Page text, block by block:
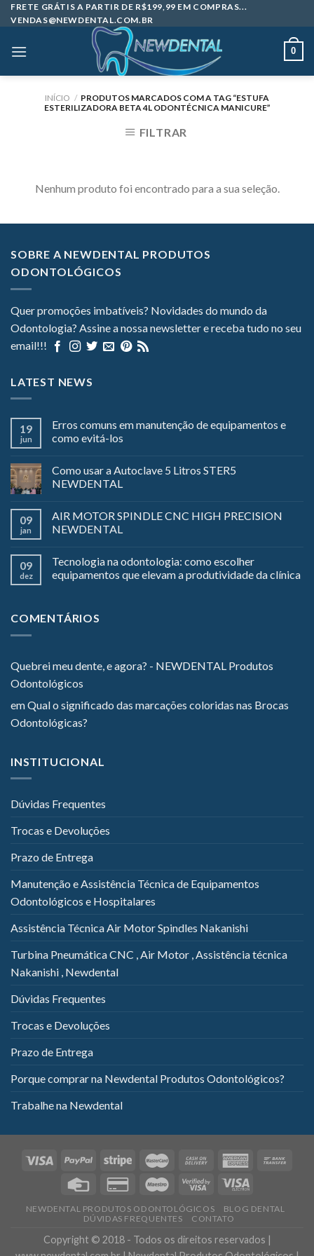
Skip
to
FRETE GRÁTIS A PARTIR DE R$199,99 EM COMPRAS...
VENDAS@NEWDENTAL.COM.BR
0
INÍCIO / PRODUTOS MARCADOS COM A TAG “ESTUFA
ESTERILIZADORA BETA 4L ODONTÉCNICA MANICURE”
FILTRAR
Nenhum produto foi encontrado para a sua seleção.
SOBRE A NEWDENTAL PRODUTOS
ODONTOLÓGICOS
Quer promoções imbatíveis? Novidades do mundo da
Odontologia? Assine a nossa newsletter e receba tudo no seu
email!!!
LATEST NEWS
19
jun
Erros comuns em manutenção de equipamentos e
como evitá-los
Como usar a Autoclave 5 Litros STER5
NEWDENTAL
09
jan
AIR MOTOR SPINDLE CNC HIGH PRECISION
NEWDENTAL
09
dez
Tecnologia na odontologia: como escolher
equipamentos que elevam a produtividade da clínica
COMENTÁRIOS
Quebrei meu dente, e agora? - NEWDENTAL Produtos
Odontológicos
emQual o significado das marcações coloridas nas Brocas
Odontológicas?
INSTITUCIONAL
Dúvidas Frequentes
Trocas e Devoluções
Prazo de Entrega
Manutenção e Assistência Técnica de Equipamentos
Odontológicos e Hospitalares
Assistência Técnica Air Motor Spindles Nakanishi
Turbina Pneumática CNC , Air Motor , Assistência técnica
Nakanishi , Newdental
Dúvidas Frequentes
Trocas e Devoluções
Prazo de Entrega
Porque comprar na Newdental Produtos Odontológicos?
Trabalhe na Newdental
NEWDENTAL PRODUTOS ODONTOLÓGICOS
BLOG DENTAL
DÚVIDAS FREQUENTES
CONTATO
Copyright © 2018 - Todos os direitos reservados |